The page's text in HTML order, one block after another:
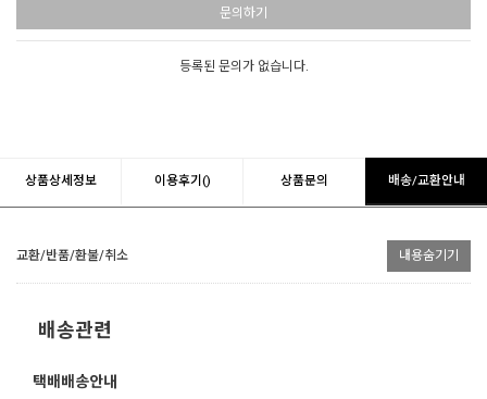
문의하기
등록된 문의가 없습니다.
상품상세정보 이용후기() 상품문의 배송/교환안내
교환/반품/환불/취소 내용숨기기
배송관련
택배배송안내